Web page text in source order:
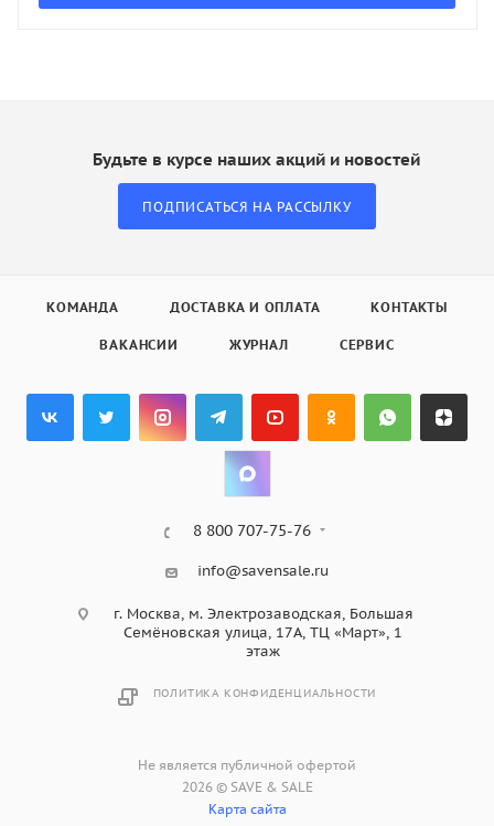
Будьте в курсе наших акций и новостей
ПОДПИСАТЬСЯ НА РАССЫЛКУ
КОМАНДА ДОСТАВКА И ОПЛАТА КОНТАКТЫ
ВАКАНСИИ ЖУРНАЛ СЕРВИС
8 800 707-75-76
info@savensale.ru
г. Москва, м. Электрозаводская, Большая
Семёновская улица, 17А, ТЦ «Март», 1
этаж
ПОЛИТИКА КОНФИДЕНЦИАЛЬНОСТИ
Не является публичной офертой
2026 © SAVE & SALE
Карта сайта